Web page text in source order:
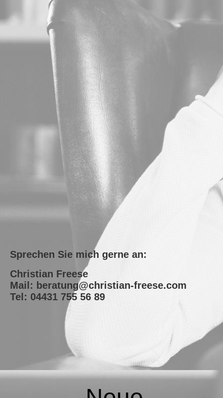
Sprechen Sie mich gerne an:
Christian Freese
Mail: beratung@christian-freese.com
Tel: 04431 755 56 89